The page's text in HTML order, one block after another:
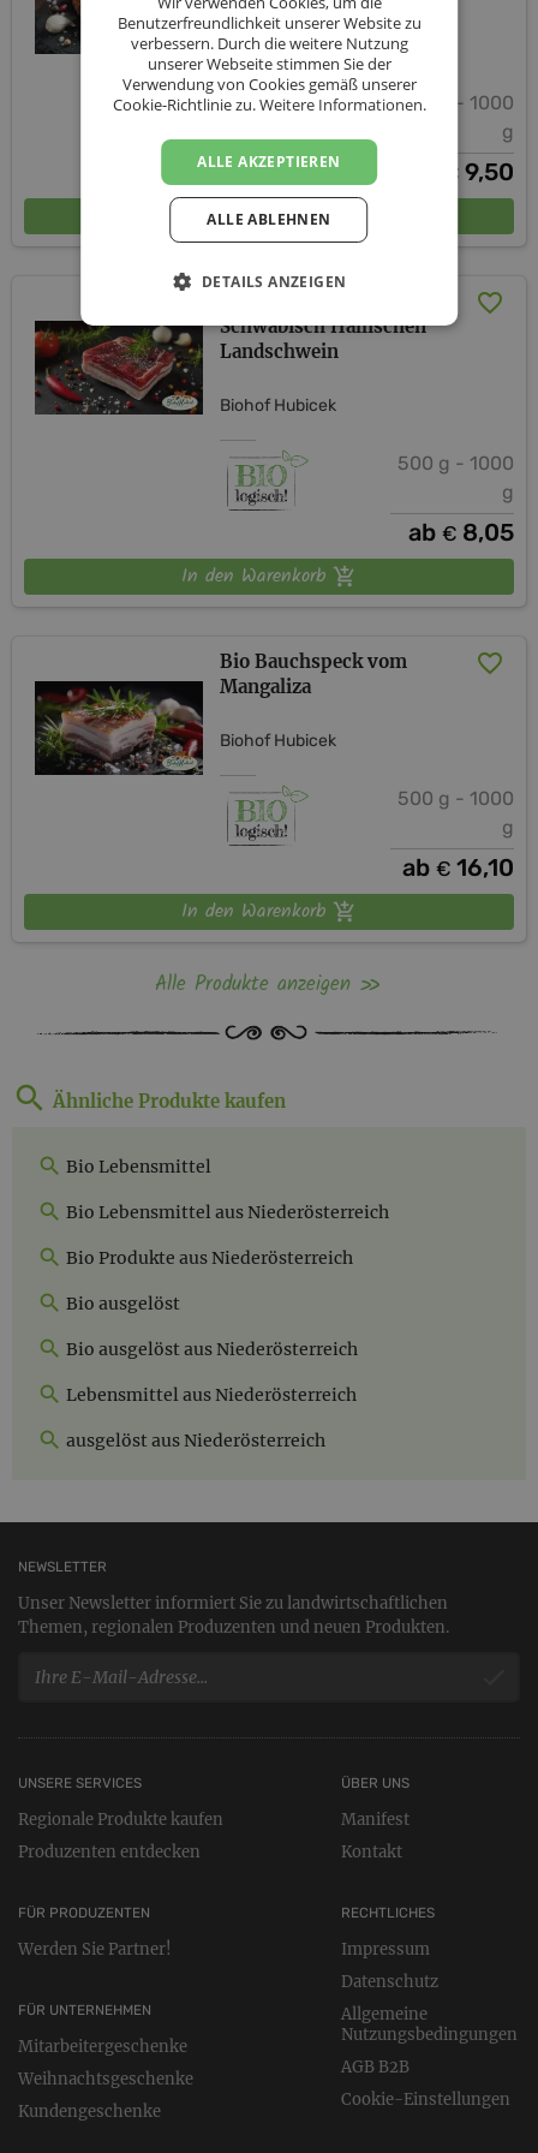
Biohof Hubicek
500 g - 1000
g
€ 9,50
In den Warenkorb
Schwäbisch Hällischen
Landschwein
Biohof Hubicek
500 g - 1000
g
ab € 8,05
In den Warenkorb
Bio Bauchspeck vom
Mangaliza
Biohof Hubicek
500 g - 1000
g
ab € 16,10
In den Warenkorb
Alle Produkte anzeigen
Ähnliche Produkte kaufen
Bio Lebensmittel
Bio Lebensmittel aus Niederösterreich
Bio Produkte aus Niederösterreich
Bio ausgelöst
Bio ausgelöst aus Niederösterreich
Lebensmittel aus Niederösterreich
ausgelöst aus Niederösterreich
NEWSLETTER
Unser Newsletter informiert Sie zu landwirtschaftlichen
Themen, regionalen Produzenten und neuen Produkten.
UNSERE SERVICES
Regionale Produkte kaufen
Produzenten entdecken
FÜR PRODUZENTEN
Werden Sie Partner!
FÜR UNTERNEHMEN
Mitarbeitergeschenke
Weihnachtsgeschenke
Kundengeschenke
RECHTLICHES
Impressum
Datenschutz
Allgemeine
Nutzungsbedingungen
AGB B2B
Cookie-Einstellungen
ÜBER UNS
Manifest
Kontakt
Benutzerfreundlichkeit unserer Website zu
verbessern. Durch die weitere Nutzung
unserer Webseite stimmen Sie der
Verwendung von Cookies gemäß unserer
Cookie-Richtlinie zu.Weitere Informationen.
ALLE AKZEPTIEREN
ALLE ABLEHNEN
DETAILS ANZEIGEN